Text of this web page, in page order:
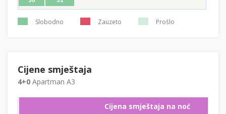
Slobodno Zauzeto Prošlo
Cijene smještaja
4+0 Apartman A3
Cijena smještaja na noć